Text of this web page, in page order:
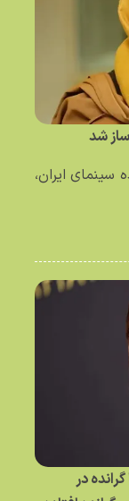
شد
سینمای ایران،
در